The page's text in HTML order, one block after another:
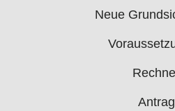
Neue
Antrag